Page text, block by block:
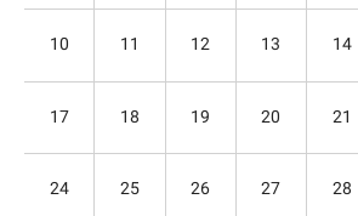
10 11 12 13 14
17 18 19 20 21
24 25 26 27 28